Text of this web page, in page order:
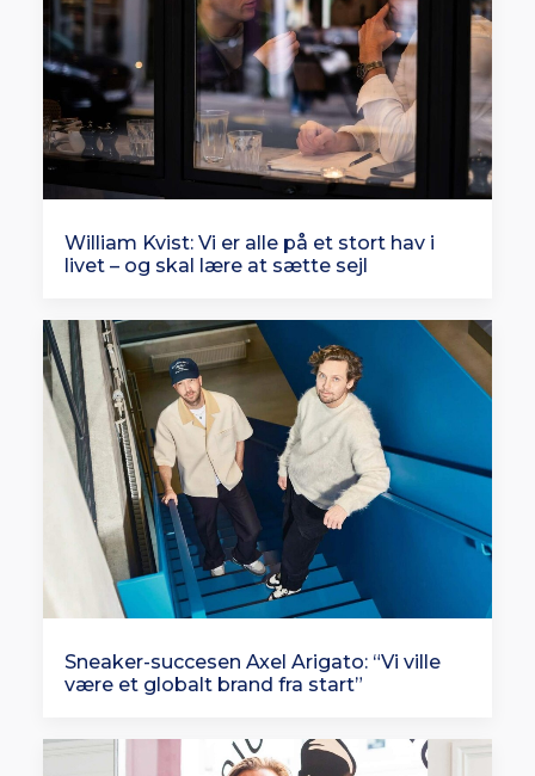
William Kvist: Vi er alle på et stort hav i
livet – og skal lære at sætte sejl
Sneaker-succesen Axel Arigato: “Vi ville
være et globalt brand fra start”